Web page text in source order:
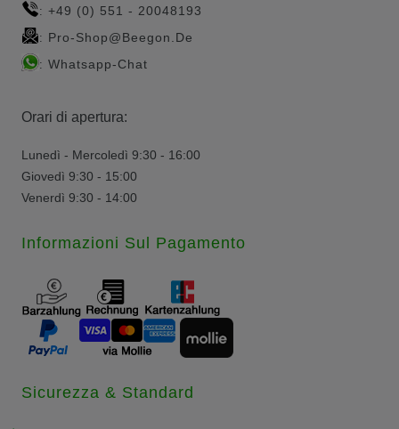
: +49 (0) 551 - 20048193
: Pro-Shop@beegon.de
: Whatsapp-Chat
Orari di apertura:
Lunedì - Mercoledì 9:30 - 16:00
Giovedì 9:30 - 15:00
Venerdì 9:30 - 14:00
Informazioni Sul Pagamento
Sicurezza & Standard